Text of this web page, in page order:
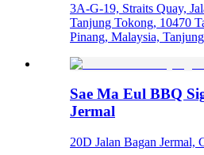
3A-G-19, Straits Quay,
Tanjung Tokong, 10470
Pinang, Malaysia,
Sae Ma Eul BBQ
Jermal
20D Jalan Bagan Jermal,